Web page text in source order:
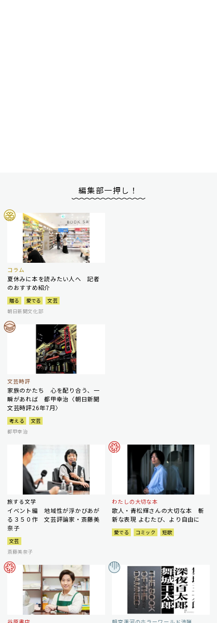
編集部一押し！
コラム
夏休みに本を読みたい人へ 記者
のおすすめ紹介
贈る 愛でる
文芸
朝日新聞文化部
文芸時評
家族のかたち 心を配り合う、一
瞬があれば 都甲幸治〈朝日新聞
文芸時評26年7月〉
考える
文芸
都甲幸治
旅する文学
イベント編 地域性が浮かびあが
る３５０作 文芸評論家・斎藤美
奈子
文芸
斎藤美奈子
わたしの大切な本
歌人・青松輝さんの大切な本 斬
新な表現 よむたび、より自由に
愛でる コミック 短歌